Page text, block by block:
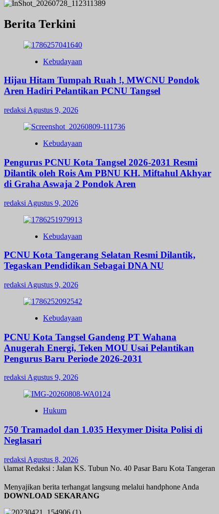
Berita Terkini
Kebudayaan
Hijau Hitam Tumpah Ruah !, MWCNU Pondok
Aren Hadiri Pelantikan PCNU Tangsel
redaksi Agustus 9, 2026
Kebudayaan
Pengurus PCNU Kota Tangsel 2026-2031 Resmi
Dilantik oleh Rois Am PBNU KH. Miftahul Akhyar
di Graha Aswaja 2 Pondok Aren
redaksi Agustus 9, 2026
Kebudayaan
PCNU Kota Tangerang Selatan Resmi Dilantik,
Tegaskan Pendidikan Sebagai DNA NU
redaksi Agustus 9, 2026
Kebudayaan
PCNU Kota Tangsel Gandeng PT Wahana
Anugerah Energi, Teken MOU Usai Pelantikan
Pengurus Baru Periode 2026-2031
redaksi Agustus 9, 2026
Hukum
750 Tramadol dan 1.035 Hexymer Disita Polisi di
Neglasari
redaksi Agustus 8, 2026
Redaksi : Jalan KS. Tubun No. 40 Pasar Baru Kota Tangerang
Menyajikan berita terhangat langsung melalui handphone Anda
DOWNLOAD SEKARANG